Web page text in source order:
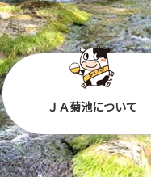
ＪＡ菊池について